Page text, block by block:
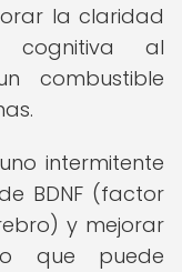
la claridad
al
combustible
intermitente
BDNF (factor
y mejorar
que puede